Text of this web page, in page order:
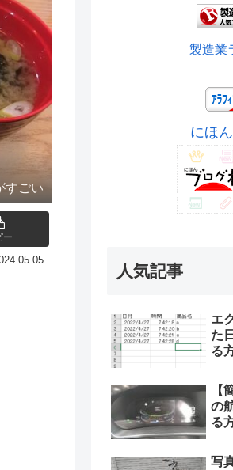
すごい
ー
製造業
にほ
人気記事
エ
た
る
【
の
る
写